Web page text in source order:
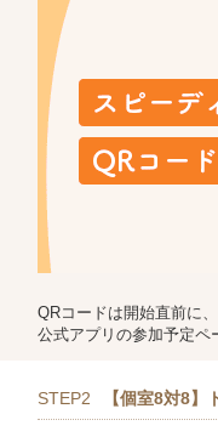
QRコードは開始直前に、
公式アプリの参加予定ペ
STEP2 【個室8対8】